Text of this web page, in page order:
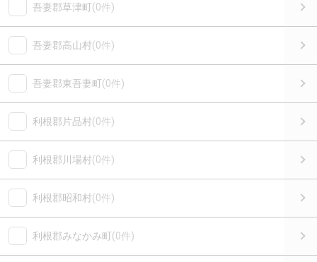
吾妻郡草津町(0件)
吾妻郡高山村(0件)
吾妻郡東吾妻町(0件)
利根郡片品村(0件)
利根郡川場村(0件)
利根郡昭和村(0件)
利根郡みなかみ町(0件)